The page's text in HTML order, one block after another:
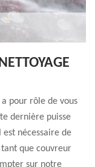
pour rôle de vous
dernière puisse
nécessaire de
que couvreur
sur notre